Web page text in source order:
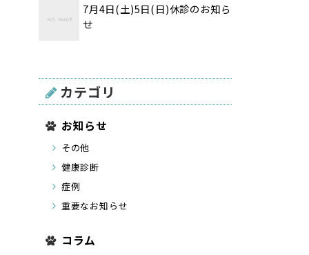
7月4日(土)5日(日)休診のお知ら
せ
カテゴリ
お知らせ
その他
健康診断
症例
重要なお知らせ
コラム